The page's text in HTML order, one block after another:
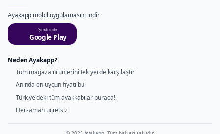
Ayakapp mobil uygulamasını indir
Şimdi indir
Google Play
Neden Ayakapp?
Tüm mağaza ürünlerini tek yerde karşılaştır
Anında en uygun fiyatı bul
Türkiye'deki tüm ayakkabılar burada!
Herzaman ücretsiz